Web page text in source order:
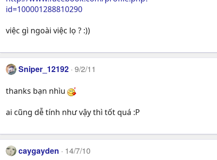
id=100001288810290
việc gì ngoài việc lọ ? :))
Sniper_12192 9/2/11
thanks bạn nhìu
ai cũng dễ tính như vậy thì tốt quá :P
caygayden 14/7/10